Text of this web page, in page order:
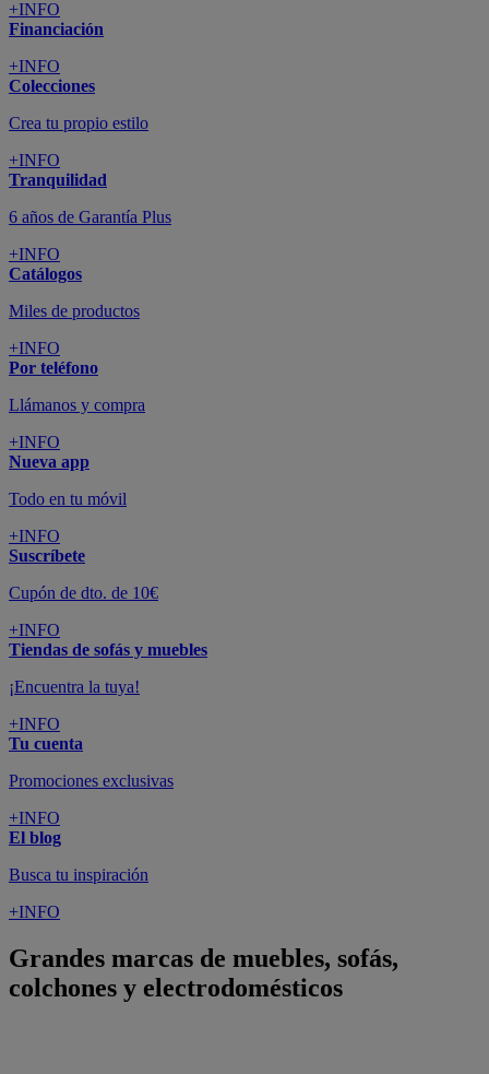
+INFO
Financiación
+INFO
Colecciones
Crea tu propio estilo
+INFO
Tranquilidad
6 años de Garantía Plus
+INFO
Catálogos
Miles de productos
+INFO
Por teléfono
Llámanos y compra
+INFO
Nueva app
Todo en tu móvil
+INFO
Suscríbete
Cupón de dto. de 10€
+INFO
Tiendas de sofás y muebles
¡Encuentra la tuya!
+INFO
Tu cuenta
Promociones exclusivas
+INFO
El blog
Busca tu inspiración
+INFO
Grandes marcas de muebles, sofás,
colchones y electrodomésticos